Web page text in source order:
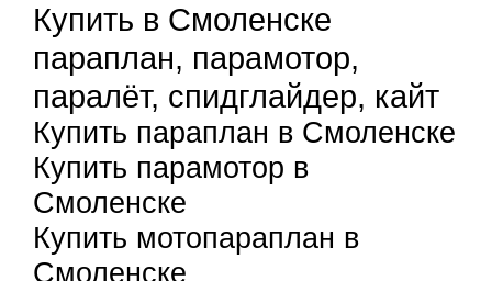
Купить в Смоленске
параплан, парамотор,
паралёт, спидглайдер, кайт
Купить параплан в Смоленске
Купить парамотор в
Смоленске
Купить мотопараплан в
Смоленске